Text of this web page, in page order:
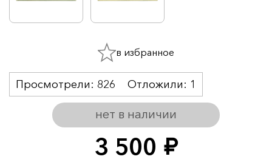
3 500 руб.
нет в наличии
Просмотрели: 826 Отложили: 1
в избранное